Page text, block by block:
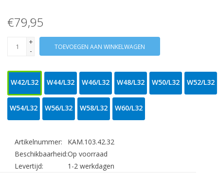
€79,95
+
-
TOEVOEGEN AAN WINKELWAGEN
W42/L32 W44/L32 W46/L32 W48/L32 W50/L32 W52/L32
W54/L32 W56/L32 W58/L32 W60/L32
Artikelnummer:
KAM.103.42.32
Beschikbaarheid:Op voorraad
Levertijd:
1-2 werkdagen